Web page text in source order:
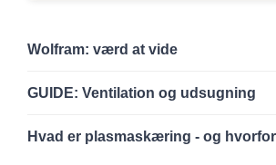
Wolfram: værd at vide
GUIDE: Ventilation og udsugning
Hvad er plasmaskæring - og